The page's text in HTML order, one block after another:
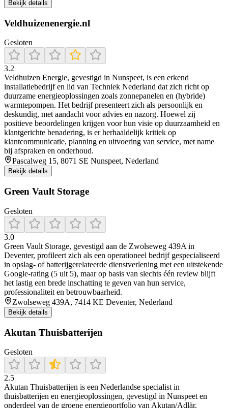
Bekijk details
Veldhuizenenergie.nl
Gesloten
3.2
Veldhuizen Energie, gevestigd in Nunspeet, is een erkend
installatiebedrijf en lid van Techniek Nederland dat zich richt op
duurzame energieoplossingen zoals zonnepanelen en (hybride)
warmtepompen. Het bedrijf presenteert zich als persoonlijk en
deskundig, met aandacht voor advies en nazorg. Hoewel zij
positieve beoordelingen krijgen voor hun visie op duurzaamheid en
klantgerichte benadering, is er herhaaldelijk kritiek op
klantcommunicatie, planning en uitvoering van service, met name
bij afspraken en onderhoud.
Pascalweg 15, 8071 SE Nunspeet, Nederland
Bekijk details
Green Vault Storage
Gesloten
3.0
Green Vault Storage, gevestigd aan de Zwolseweg 439A in
Deventer, profileert zich als een operationeel bedrijf gespecialiseerd
in opslag- of batterijgerelateerde dienstverlening met een uitstekende
Google-rating (5 uit 5), maar op basis van slechts één review blijft
het lastig een brede inschatting te geven van hun service,
professionaliteit en betrouwbaarheid.
Zwolseweg 439A, 7414 KE Deventer, Nederland
Bekijk details
Akutan Thuisbatterijen
Gesloten
2.5
Akutan Thuisbatterijen is een Nederlandse specialist in
thuisbatterijen en energieoplossingen, gevestigd in Nunspeet en
onderdeel van de groene energieportfolio van Akutan/Adlär.